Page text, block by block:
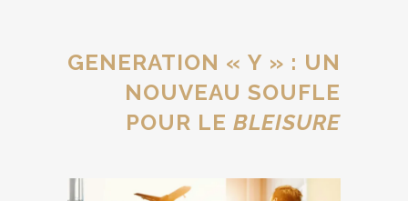
GENERATION « Y » : UN
NOUVEAU SOUFLE
POUR LE BLEISURE